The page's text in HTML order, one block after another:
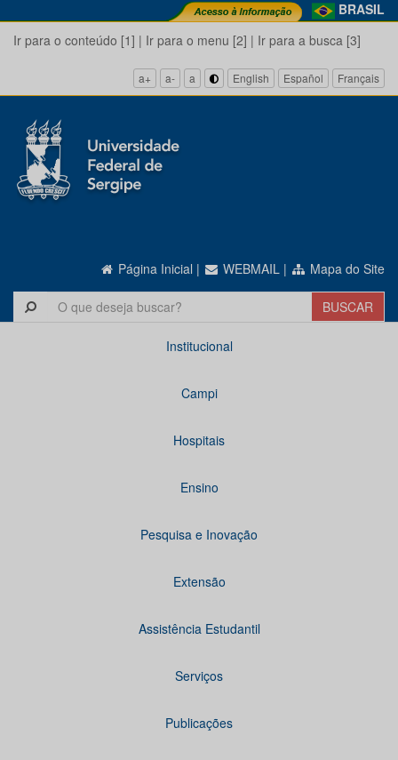
BRASIL
Ir para o conteúdo [1] | Ir para o menu [2] | Ir para a busca [3]
a+ a- a English Español Français
Página Inicial | WEBMAIL | Mapa do Site
Institucional
Campi
Hospitais
Ensino
Pesquisa e Inovação
Extensão
Assistência Estudantil
Serviços
Publicações